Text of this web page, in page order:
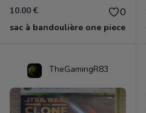
10.00 € 0
sac à bandoulière one piece
TheGamingR83